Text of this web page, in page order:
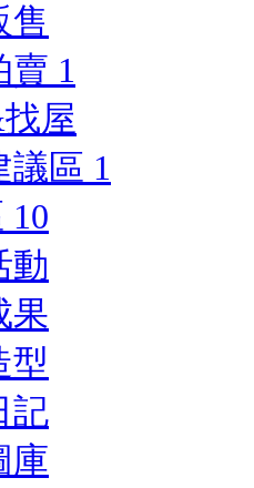
售
賣 1
屋
議區 1
10
動
果
型
記
庫